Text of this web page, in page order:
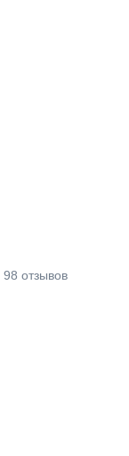
98 отзывов